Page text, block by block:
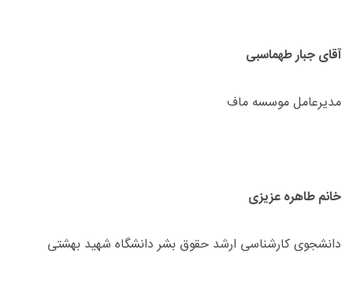
آقای جبار طهماسبی
مدیرعامل موسسه ماف
خانم طاهره عزیزی
دانشجوی کارشناسی ارشد حقوق بشر دانشگاه شهید بهشتی